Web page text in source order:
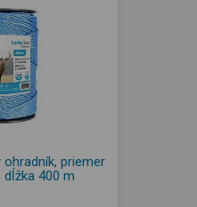
priemer
400 m